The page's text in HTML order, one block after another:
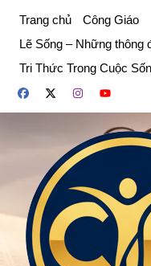
phần
dung
Trang chủ
Công Giáo
Lẽ Sống – Những thông
Tri Thức Trong Cuộc